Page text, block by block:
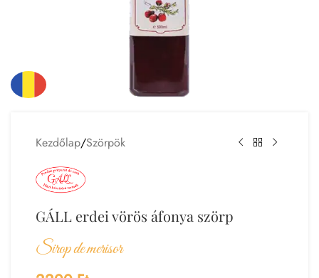
Kezdőlap/Szörpök
GÁLL erdei vörös áfonya szörp
Sirop de merisor